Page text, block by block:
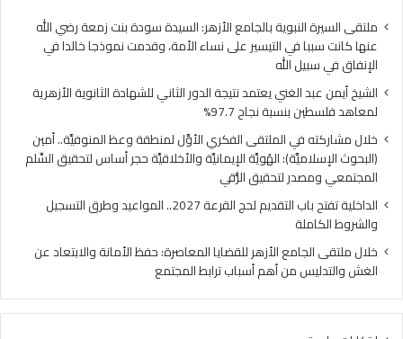
ي
ا
ل
م
ق
ى
ا
ل
ك
ر
ي
ا
أ
ملتقى السيرة النبوية بالجامع الأزهر: السيدة سودة بنت زمعة رضي الله
عنها كانت سببا في التيسير على نساء الأمة، وقدمت نموذجا خالدا في
الإنفاق في سبيل الله
الشيخ أيمن عبد الغني يعتمد نتيجة الدور الثاني للشهادة الثانوية الأزهرية
لمعاهد فلسطين بنسبة نجاح 97.7%
خلال مشاركته في الملتقى الفكري الأوَّل لمنطقة وعظ المنوفيَّة.. أمين
(البحوث الإسلاميَّة): الهُويَّة الإيمانيَّة والأخلاقيَّة حجر أساس لتحقيق السِّلم
المجتمعي ومصدر لتحقيق الرُّقي
الداخلية تفتح باب التقديم لحج القرعة 2027.. المواعيد وطرق التسجيل
والشروط الكاملة
خلال ملتقى الجامع الأزهر للقضايا المعاصرة: حفظ الأمانة والابتعاد عن
الغش والتدليس من أهم أسباب ترابط المجتمع